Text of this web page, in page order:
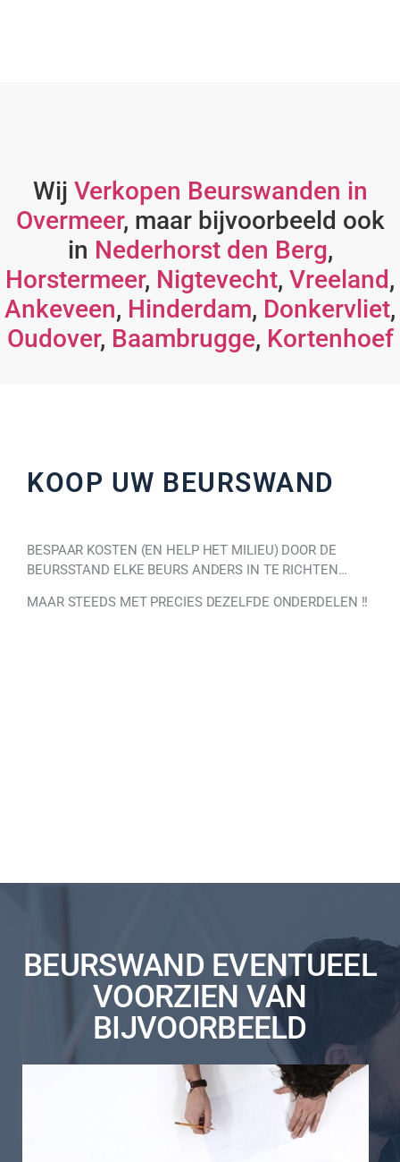
Wij Verkopen Beurswanden in
Overmeer, maar bijvoorbeeld ook
in Nederhorst den Berg,
Horstermeer, Nigtevecht, Vreeland,
Ankeveen, Hinderdam, Donkervliet,
Oudover, Baambrugge, Kortenhoef
KOOP UW BEURSWAND
BESPAAR KOSTEN (EN HELP HET MILIEU) DOOR DE
BEURSSTAND ELKE BEURS ANDERS IN TE RICHTEN…
MAAR STEEDS MET PRECIES DEZELFDE ONDERDELEN !!
BEURSWAND EVENTUEEL
VOORZIEN VAN
BIJVOORBEELD